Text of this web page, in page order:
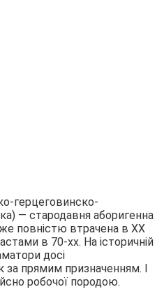
герцеговинско-
― стародавня аборигенна
повністю втрачена в XX
в 70-хх. На історичній
досі
за прямим призначенням. І
робочої породою.